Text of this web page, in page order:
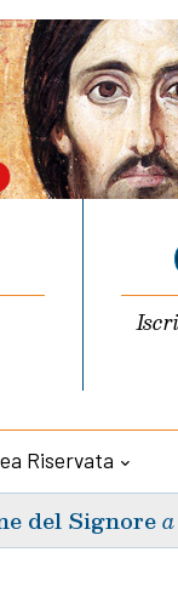
Riservata
del Signore